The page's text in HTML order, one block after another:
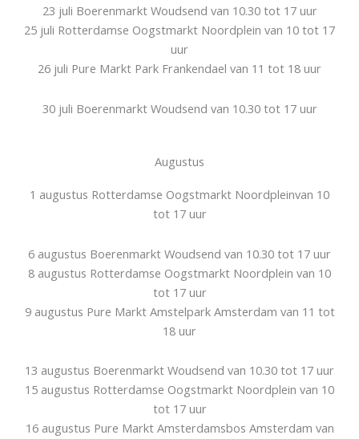
23 juli Boerenmarkt Woudsend van 10.30 tot 17 uur
25 juli Rotterdamse Oogstmarkt Noordplein van 10 tot 17
uur
26 juli Pure Markt Park Frankendael van 11 tot 18 uur
30 juli Boerenmarkt Woudsend van 10.30 tot 17 uur
Augustus
1 augustus Rotterdamse Oogstmarkt Noordpleinvan 10
tot 17 uur
6 augustus Boerenmarkt Woudsend van 10.30 tot 17 uur
8 augustus Rotterdamse Oogstmarkt Noordplein van 10
tot 17 uur
9 augustus Pure Markt Amstelpark Amsterdam van 11 tot
18 uur
13 augustus Boerenmarkt Woudsend van 10.30 tot 17 uur
15 augustus Rotterdamse Oogstmarkt Noordplein van 10
tot 17 uur
16 augustus Pure Markt Amsterdamsbos Amsterdam van